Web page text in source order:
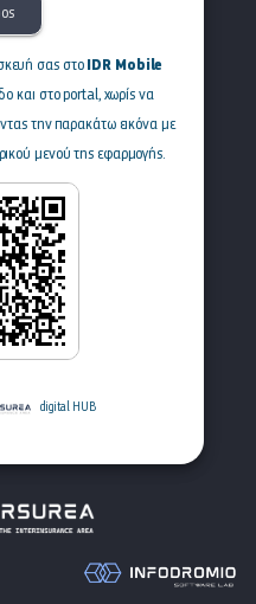
σας στο IDR Mobile
και στο portal, χωρίς να
την παρακάτω εικόνα με
μενού της εφαρμογής.
digital HUB